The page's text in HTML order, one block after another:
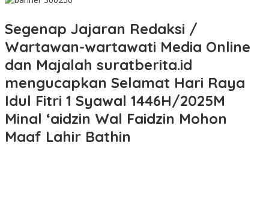
Segenap Jajaran Redaksi /
Wartawan-wartawati Media Online
dan Majalah suratberita.id
mengucapkan Selamat Hari Raya
Idul Fitri 1 Syawal 1446H/2025M
Minal ‘aidzin Wal Faidzin Mohon
Maaf Lahir Bathin